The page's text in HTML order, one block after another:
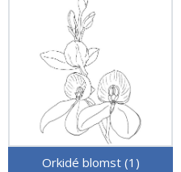
Orkidé blomst (1)